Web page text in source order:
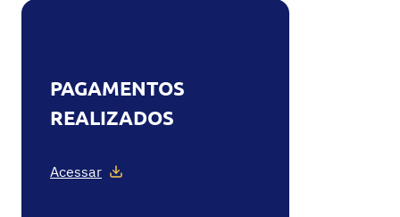
PAGAMENTOS
REALIZADOS
Acessar